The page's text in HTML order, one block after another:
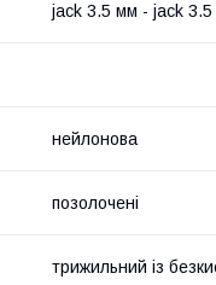
jack 3.5 мм - jack
нейлонова
позолочені
трижильний із